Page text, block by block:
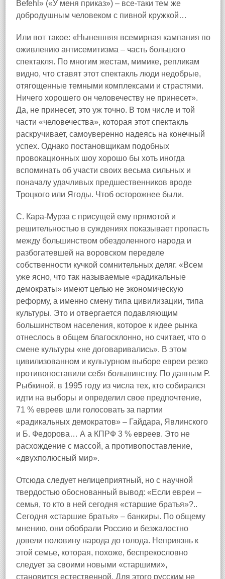
Befehl» («У меня приказ») – все‑таки тем же
добродушным человеком с пивной кружкой…
Или вот такое: «Нынешняя всемирная кампания по
оживлению антисемитизма – часть большого
спектакля. По многим жестам, мимике, репликам
видно, что ставят этот спектакль люди недобрые,
отягощенные темными комплексами и страстями.
Ничего хорошего он человечеству не принесет».
Да, не принесет, это уж точно. В том числе и той
части «человечества», которая этот спектакль
раскручивает, самоуверенно надеясь на конечный
успех. Однако постановщикам подобных
провокационных шоу хорошо бы хоть иногда
вспоминать об участи своих весьма сильных и
поначалу удачливых предшественников вроде
Троцкого или Ягоды. Чтоб осторожнее были.
С. Кара‑Мурза с присущей ему прямотой и
решительностью в суждениях показывает пропасть
между большинством обездоленного народа и
разбогатевшей на воровском переделе
собственности кучкой сомнительных деляг. «Всем
уже ясно, что так называемые «радикальные
демократы» имеют целью не экономическую
реформу, а именно смену типа цивилизации, типа
культуры. Это и отвергается подавляющим
большинством населения, которое к идее рынка
отнеслось в общем благосклонно, но считает, что о
смене культуры «не договаривались». В этом
цивилизованном и культурном выборе евреи резко
противопоставили себя большинству. По данным Р.
Рыбкиной, в 1995 году из числа тех, кто собирался
идти на выборы и определил свое предпочтение,
71 % евреев шли голосовать за партии
«радикальных демократов» – Гайдара, Явлинского
и Б. Федорова… А а КПРФ 3 % евреев. Это не
расхождение с массой, а противопоставление,
«двухполюсный мир».
Отсюда следует нелицеприятный, но с научной
твердостью обоснованный вывод: «Если евреи –
семья, то кто в ней сегодня «старшие братья»?..
Сегодня «старшие братья» – банкиры. По общему
мнению, они обобрали Россию и безжалостно
довели половину народа до голода. Неприязнь к
этой семье, которая, похоже, беспрекословно
следует за своими новыми «старшими»,
становится естественной. Для этого русским не